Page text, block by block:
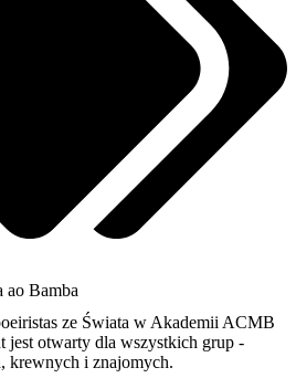
ao Bamba
ze Świata w Akademii ACMB
jest otwarty dla wszystkich grup -
krewnych i znajomych.